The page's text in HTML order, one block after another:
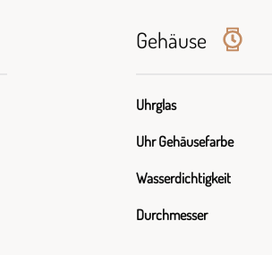
Gehäuse
Uhrglas
Uhr Gehäusefarbe
Wasserdichtigkeit
Durchmesser